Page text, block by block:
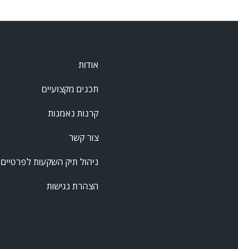
אודות
תכנים מקצועיים
קרנות נאמנות
צור קשר
ניהול תיק השקעות לפרטיים
הצהרת נגישות